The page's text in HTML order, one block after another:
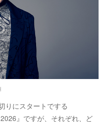
にスタートでする
』ですが、それぞれ、ど